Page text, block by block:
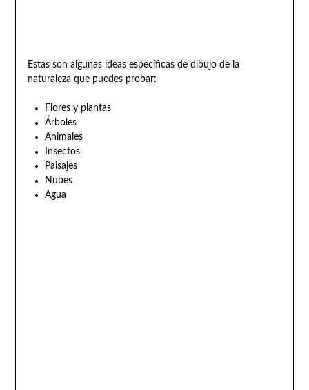
Estas son algunas ideas específicas de dibujo de la
naturaleza que puedes probar:
Flores y plantas
Árboles
Animales
Insectos
Paisajes
Nubes
Agua